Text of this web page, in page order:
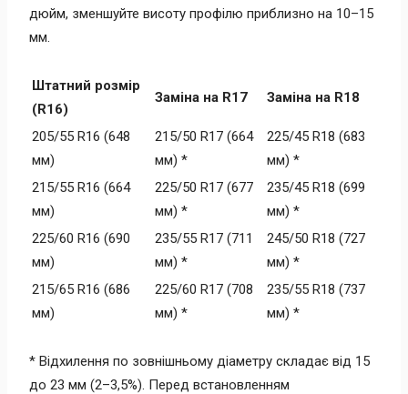
дюйм, зменшуйте висоту профілю приблизно на 10–15
мм.
Штатний розмір
(R16)
Заміна на R17 Заміна на R18
205/55 R16 (648
мм)
215/50 R17 (664
мм) *
225/45 R18 (683
мм) *
215/55 R16 (664
мм)
225/50 R17 (677
мм) *
235/45 R18 (699
мм) *
225/60 R16 (690
мм)
235/55 R17 (711
мм) *
245/50 R18 (727
мм) *
215/65 R16 (686
мм)
225/60 R17 (708
мм) *
235/55 R18 (737
мм) *
* Відхилення по зовнішньому діаметру складає від 15
до 23 мм (2–3,5%). Перед встановленням